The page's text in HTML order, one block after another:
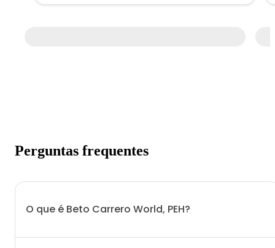
Perguntas frequentes
O que é Beto Carrero World, PEH?